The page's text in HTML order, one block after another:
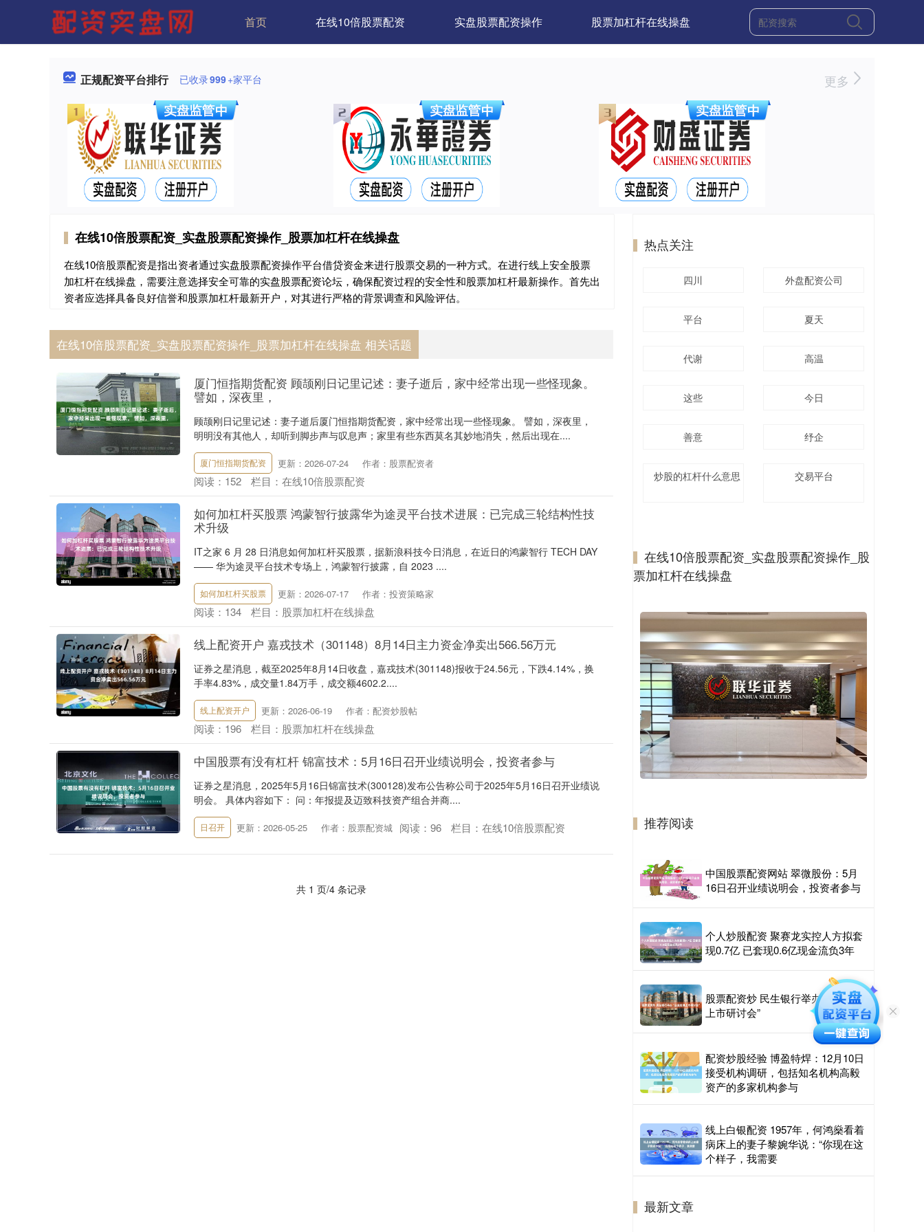
首页 在线10倍股票配资 实盘股票配资操作 股票加杠杆在线操盘
正规配资平台排行 已收录999+家平台 更多
在线10倍股票配资_实盘股票配资操作_股票加杠杆在线操盘
在线10倍股票配资是指出资者通过实盘股票配资操作平台借贷资金来进行股票交易的一种方式。在进行线上安全股票
加杠杆在线操盘，需要注意选择安全可靠的实盘股票配资论坛，确保配资过程的安全性和股票加杠杆最新操作。首先出
资者应选择具备良好信誉和股票加杠杆最新开户，对其进行严格的背景调查和风险评估。
在线10倍股票配资_实盘股票配资操作_股票加杠杆在线操盘 相关话题
厦门恒指期货配资 顾颉刚日记里记述：妻子逝后，家中经常出现一些怪现象。
譬如，深夜里，
顾颉刚日记里记述：妻子逝后厦门恒指期货配资，家中经常出现一些怪现象。 譬如，深夜里，
明明没有其他人，却听到脚步声与叹息声；家里有些东西莫名其妙地消失，然后出现在....
厦门恒指期货配资 更新：2026-07-24 作者：股票配资者
阅读： 152 栏目： 在线10倍股票配资
如何加杠杆买股票 鸿蒙智行披露华为途灵平台技术进展：已完成三轮结构性技
术升级
IT之家 6 月 28 日消息如何加杠杆买股票，据新浪科技今日消息，在近日的鸿蒙智行 TECH DAY
—— 华为途灵平台技术专场上，鸿蒙智行披露，自 2023 ....
如何加杠杆买股票 更新：2026-07-17 作者：投资策略家
阅读： 134 栏目： 股票加杠杆在线操盘
线上配资开户 嘉戎技术（301148）8月14日主力资金净卖出566.56万元
证券之星消息，截至2025年8月14日收盘，嘉戎技术(301148)报收于24.56元，下跌4.14%，换
手率4.83%，成交量1.84万手，成交额4602.2....
线上配资开户 更新：2026-06-19 作者：配资炒股帖
阅读： 196 栏目： 股票加杠杆在线操盘
中国股票有没有杠杆 锦富技术：5月16日召开业绩说明会，投资者参与
证券之星消息，2025年5月16日锦富技术(300128)发布公告称公司于2025年5月16日召开业绩说
明会。 具体内容如下： 问：年报提及迈致科技资产组合并商....
日召开 更新：2026-05-25 作者：股票配资城 阅读： 96 栏目： 在线10倍股票配资
共 1 页/4 条记录
热点关注
四川 外盘配资公司
平台 夏天
代谢 高温
这些 今日
善意 纾企
炒股的杠杆什么意思 交易平台
在线10倍股票配资_实盘股票配资操作_股
票加杠杆在线操盘
推荐阅读
中国股票配资网站 翠微股份：5月
16日召开业绩说明会，投资者参与
个人炒股配资 聚赛龙实控人方拟套
现0.7亿 已套现0.6亿现金流负3年
股票配资炒 民生银行举办“企业赴港
上市研讨会”
配资炒股经验 博盈特焊：12月10日
接受机构调研，包括知名机构高毅
资产的多家机构参与
线上白银配资 1957年，何鸿燊看着
病床上的妻子黎婉华说：“你现在这
个样子，我需要
最新文章